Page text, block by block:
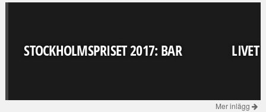
STOCKHOLMSPRISET 2017: BAR LIVET
Mer inlägg